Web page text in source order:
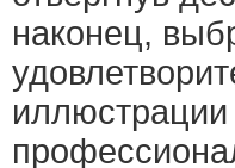
наконец,